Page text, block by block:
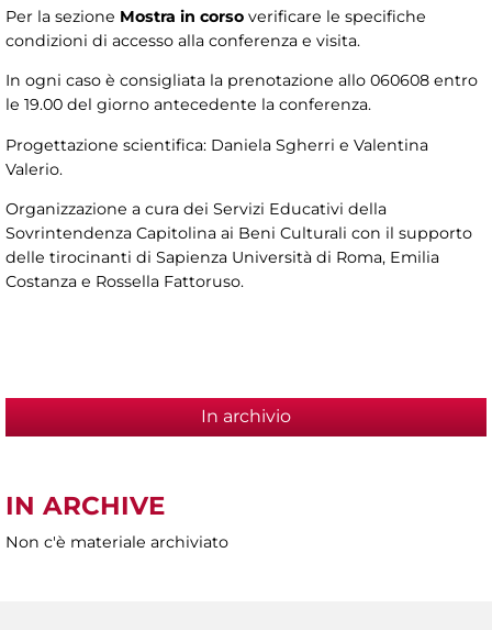
Per la sezione Mostra in corso verificare le specifiche
condizioni di accesso alla conferenza e visita.
In ogni caso è consigliata la prenotazione allo 060608 entro
le 19.00 del giorno antecedente la conferenza.
Progettazione scientifica: Daniela Sgherri e Valentina
Valerio.
Organizzazione a cura dei Servizi Educativi della
Sovrintendenza Capitolina ai Beni Culturali con il supporto
delle tirocinanti di Sapienza Università di Roma, Emilia
Costanza e Rossella Fattoruso.
In archivio
IN ARCHIVE
Non c'è materiale archiviato